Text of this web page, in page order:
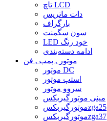
تاچ LCD
دات ماتریس
بارگراف
سون سگمنت
LED خود رنگ
ادامه دسته‌بندی
موتور , پمپ , فن
موتور DC
استپ موتور
سروو موتور
مینی موتورگیربکس
موتورگیربکسzga25
موتورگیربکسzga37